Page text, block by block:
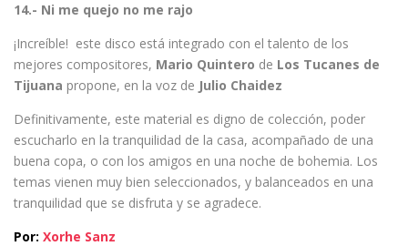
14.- Ni me quejo no me rajo
¡Increíble! este disco está integrado con el talento de los
mejores compositores, Mario Quintero de Los Tucanes de
Tijuana propone, en la voz de Julio Chaidez
Definitivamente, este material es digno de colección, poder
escucharlo en la tranquilidad de la casa, acompañado de una
buena copa, o con los amigos en una noche de bohemia. Los
temas vienen muy bien seleccionados, y balanceados en una
tranquilidad que se disfruta y se agradece.
Por: Xorhe Sanz